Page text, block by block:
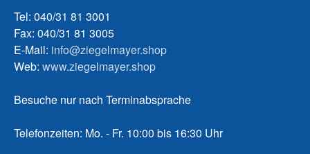
Tel: 040/31 81 3001
Fax: 040/31 81 3005
E-Mail: info@ziegelmayer.shop
Web: www.ziegelmayer.shop
Besuche nur nach Terminabsprache
Telefonzeiten: Mo. - Fr. 10:00 bis 16:30 Uhr